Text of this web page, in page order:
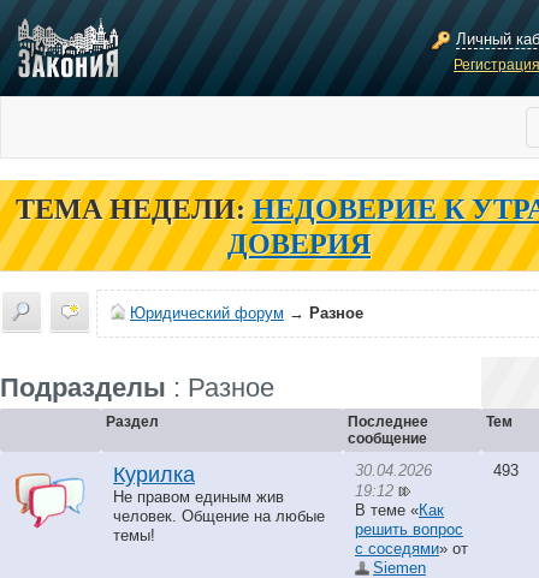
Личный
ТЕМА НЕДЕЛИ: НЕДОВЕРИЕ К
ДОВЕРИЯ
Юридический форум → Разное
Подразделы : Разное
Раздел
Последнее
сообщение
Тем
Курилка
Не правом единым жив
человек. Общение на любые
темы!
30.04.2026
19:12
В теме «Как
решить вопрос
с соседями» от
Siemen
493